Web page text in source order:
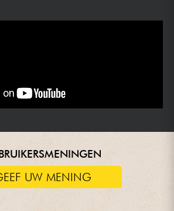
UW MENING